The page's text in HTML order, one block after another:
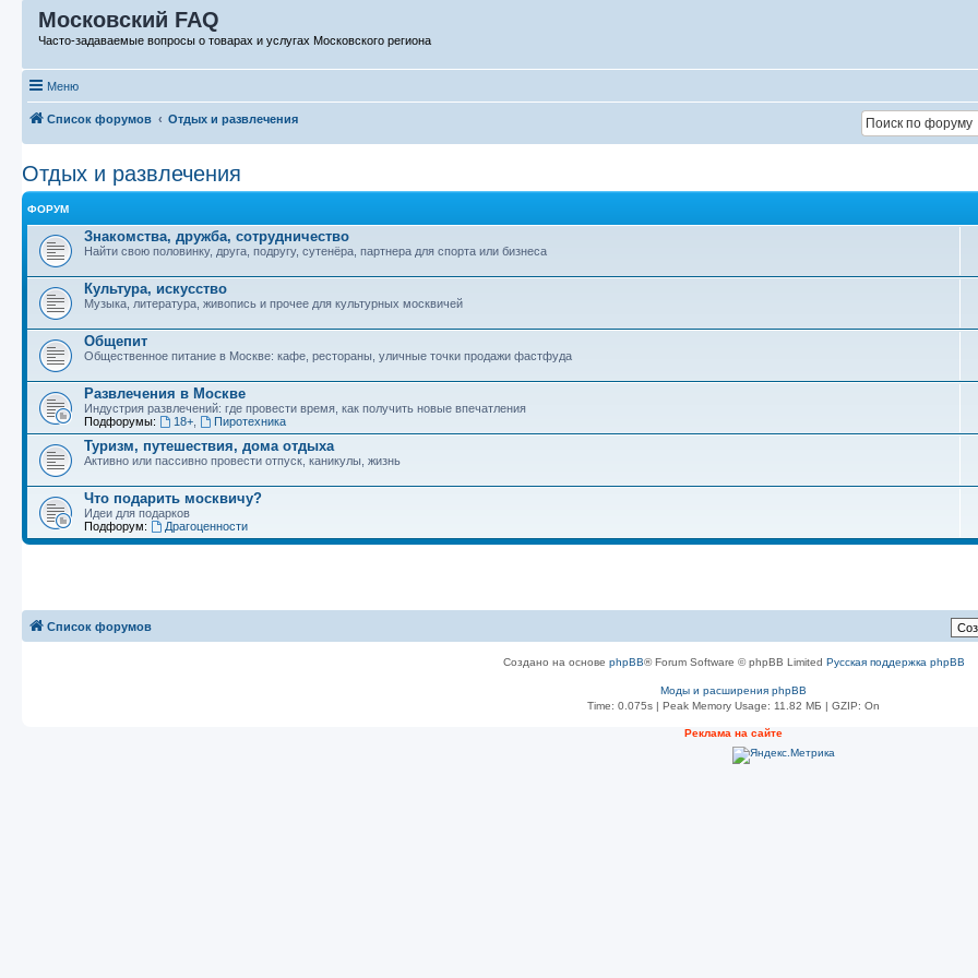
Московский FAQ
Часто-задаваемые вопросы о товарах и услугах Московского региона
Меню
Список форумов Отдых и развлечения
Отдых и развлечения
ФОРУМ
Знакомства, дружба, сотрудничество
Найти свою половинку, друга, подругу, сутенёра, партнера для спорта или бизнеса
Культура, искусство
Музыка, литература, живопись и прочее для культурных москвичей
Общепит
Общественное питание в Москве: кафе, рестораны, уличные точки продажи фастфуда
Развлечения в Москве
Индустрия развлечений: где провести время, как получить новые впечатления
Подфорумы:
18+, Пиротехника
Туризм, путешествия, дома отдыха
Активно или пассивно провести отпуск, каникулы, жизнь
Что подарить москвичу?
Идеи для подарков
Подфорум:
Драгоценности
Список форумов
Создано на основе phpBB® Forum Software © phpBB Limited Русская поддержка phpBB
Моды и расширения phpBB
Time: 0.075s | Peak Memory Usage: 11.82 МБ | GZIP: On
Реклама на сайте